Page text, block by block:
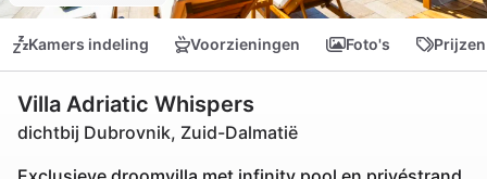
Kamers indeling Voorzieningen Foto's
Villa Adriatic Whispers
dichtbij Dubrovnik, Zuid-Dalmatië